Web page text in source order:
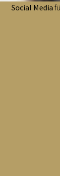
Social Media